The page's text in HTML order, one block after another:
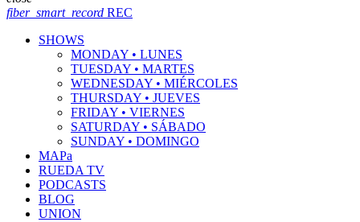
fiber_smart_record REC
SHOWS
MONDAY • LUNES
TUESDAY • MARTES
WEDNESDAY • MIÉRCOLES
THURSDAY • JUEVES
FRIDAY • VIERNES
SATURDAY • SÁBADO
SUNDAY • DOMINGO
MAPa
RUEDA TV
PODCASTS
BLOG
UNION